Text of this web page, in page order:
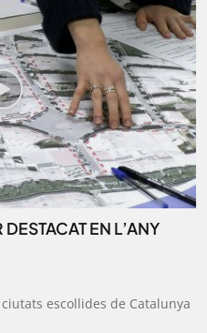
EN L’ANY
escollides de Catalunya